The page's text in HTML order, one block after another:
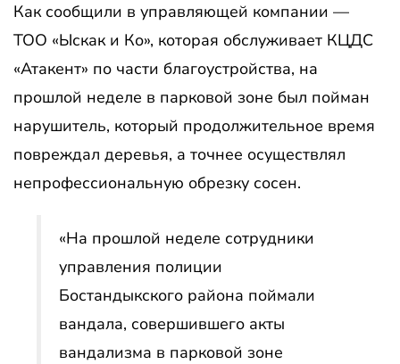
Как сообщили в управляющей компании —
ТОО «Ыскак и Ко», которая обслуживает КЦДС
«Атакент» по части благоустройства, на
прошлой неделе в парковой зоне был пойман
нарушитель, который продолжительное время
повреждал деревья, а точнее осуществлял
непрофессиональную обрезку сосен.
«На прошлой неделе сотрудники
управления полиции
Бостандыкского района поймали
вандала, совершившего акты
вандализма в парковой зоне